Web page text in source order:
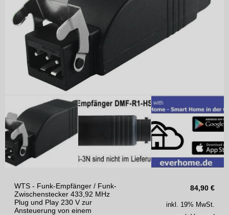
84,90 €
WTS - Funk-Empfänger / Funk-
Zwischenstecker 433,92 MHz
Plug und Play 230 V zur
Ansteuerung von einem
inkl. 19% MwSt.